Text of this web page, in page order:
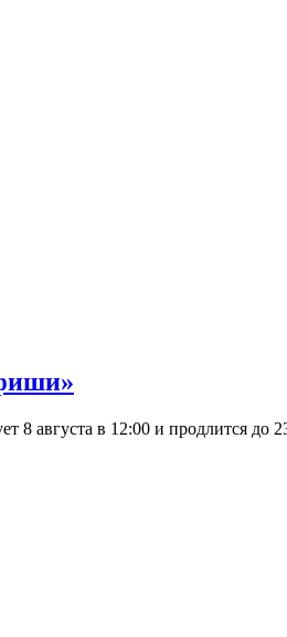
августа в 12:00 и продлится до